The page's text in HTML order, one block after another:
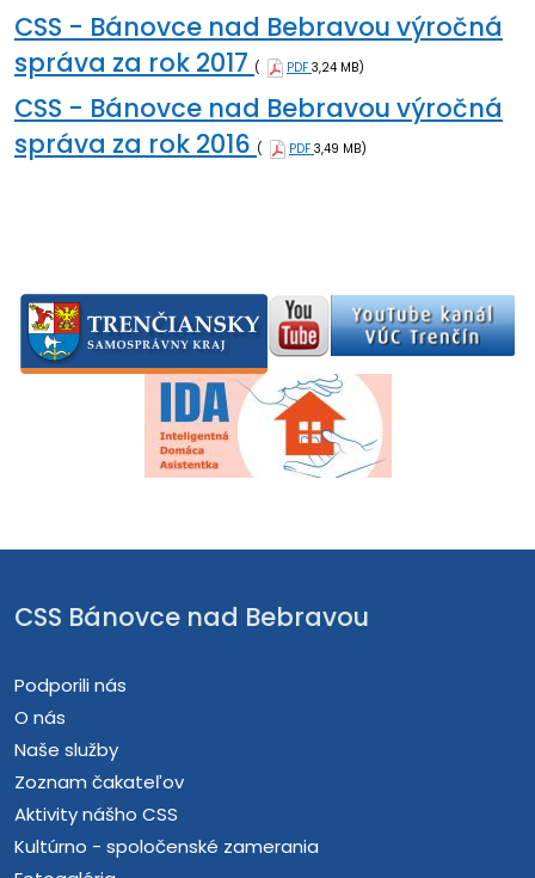
CSS - Bánovce nad Bebravou výročná
správa za rok 2017 ( PDF 3,24 MB)
CSS - Bánovce nad Bebravou výročná
správa za rok 2016 ( PDF 3,49 MB)
CSS Bánovce nad Bebravou
Podporili nás
O nás
Naše služby
Zoznam čakateľov
Aktivity nášho CSS
Kultúrno - spoločenské zamerania